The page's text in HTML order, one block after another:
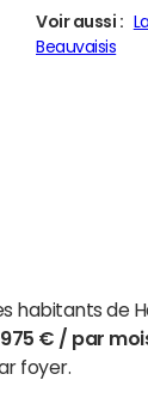
Voir aussi :
Beauvaisis
habitants de
975 € / par
foyer.